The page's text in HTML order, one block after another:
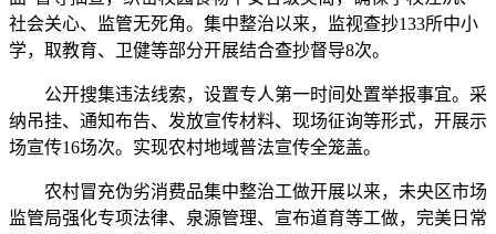
社会关心、监管无死角。集中整治以来，监视查抄133所中小
学，取教育、卫健等部分开展结合查抄督导8次。
公开搜集违法线索，设置专人第一时间处置举报事宜。采
纳吊挂、通知布告、发放宣传材料、现场征询等形式，开展示
场宣传16场次。实现农村地域普法宣传全笼盖。
农村冒充伪劣消费品集中整治工做开展以来，未央区市场
监管局强化专项法律、泉源管理、宣布道育等工做，完美日常